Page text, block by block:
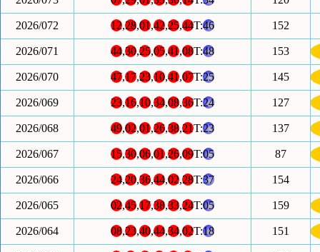
2026/072 12,28,01,42,25,44T:46 152
2026/071 44,30,25,05,41,08T:48 153
2026/070 47,17,23,10,41,07T:25 145
2026/069 23,16,10,34,08,36T:24 127
2026/068 49,02,01,26,38,21T:23 137
2026/067 15,30,06,01,26,09T:05 87
2026/066 24,20,36,44,02,28T:37 154
2026/065 02,45,17,38,33,24T:05 159
2026/064 08,23,40,44,34,02T:18 151